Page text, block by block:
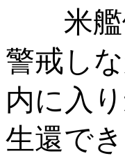
米艦
警戒し
内に入
生還で